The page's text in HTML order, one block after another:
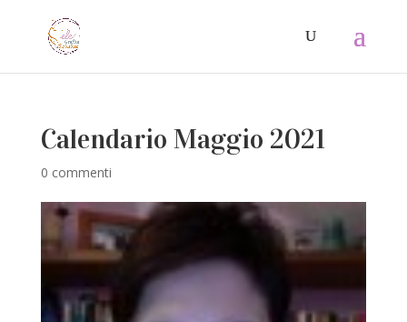
Calendario Maggio 2021
0 commenti